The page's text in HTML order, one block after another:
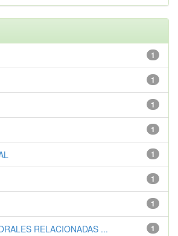
1
1
1
1
1
1
1
1
RELACIONADAS ...